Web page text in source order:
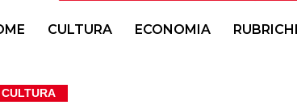
CULTURA ECONOMIA
CULTURA